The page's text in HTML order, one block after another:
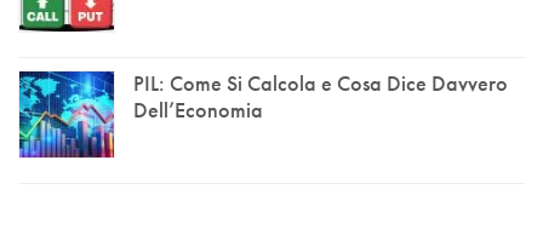
PIL: Come Si Calcola e Cosa Dice Davvero
Dell’Economia